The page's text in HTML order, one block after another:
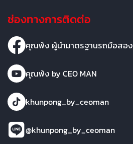
ช่องทางการติดต่อ
คุณพ้ง ผู้นำมาตรฐานรถมือสอง
คุณพ้ง by CEO MAN
khunpong_by_ceoman
@khunpong_by_ceoman